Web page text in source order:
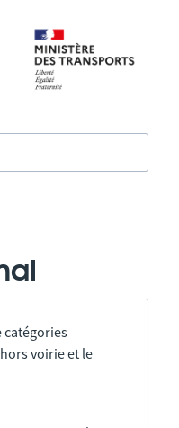
catégories
voirie et le